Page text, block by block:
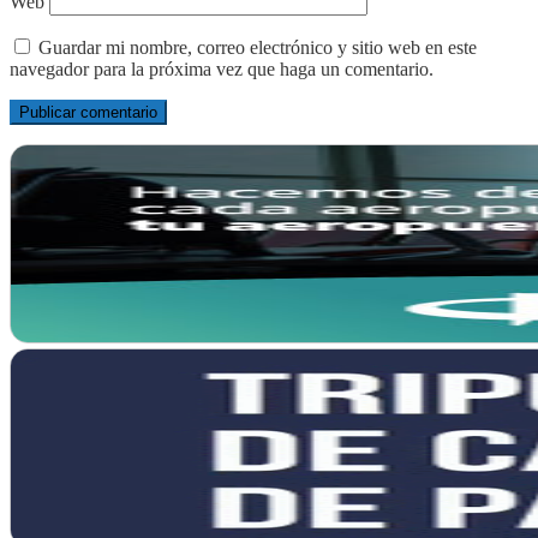
Guardar mi nombre, correo electrónico y sitio web en este
navegador para la próxima vez que haga un comentario.